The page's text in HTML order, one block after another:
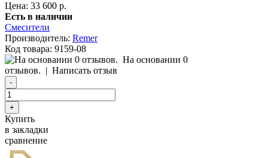
Цена: 33 600 р.
Есть в наличии
Смесители
Производитель: Remer
Код товара: 9159-08
На основании 0
отзывов. | Написать отзыв
Купить
в закладки
сравнение